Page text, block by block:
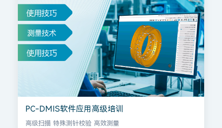
PC-DMIS软件应用高级培训
高级扫描 特殊测针校验 高效测量